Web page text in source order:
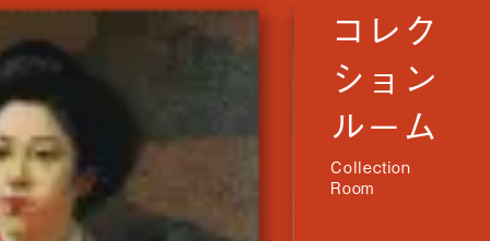
コレク
ション
ルーム